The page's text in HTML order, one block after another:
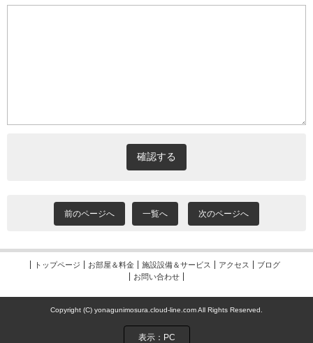
前のページへ 一覧へ 次のページへ
トップページ お部屋＆料金 施設設備＆サービス アクセス
ブログ
お問い合わせ
Copyright (C) yonagunimosura.cloud-line.com All Rights Reserved.
表示：PC